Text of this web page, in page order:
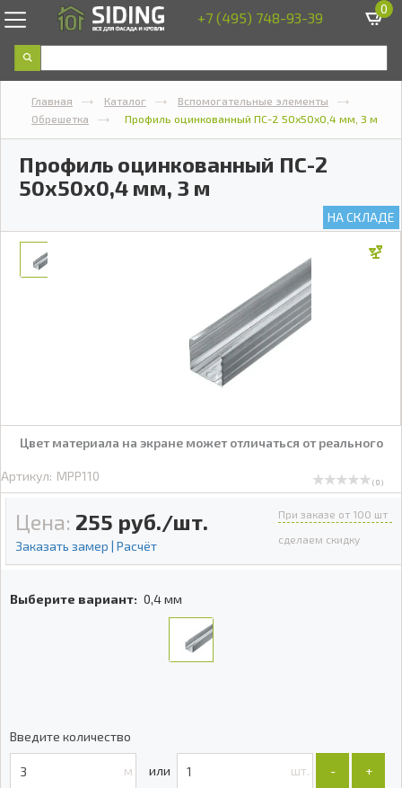
+7 (495) 748-93-39 0
Главная Каталог
Вспомогательные элементы
Обрешетка
Профиль оцинкованный ПС-2 50х50х0,4 мм, 3 м
Профиль оцинкованный ПС-2
50х50х0,4 мм, 3 м
НА СКЛАДЕ
Цвет материала на экране может отличаться от реального
Артикул: MPP110 ( 0 )
Цена: 255 руб./шт.
Заказать замер | Расчёт
При заказе от 100 шт
сделаем скидку
Выберите вариант: 0,4 мм
Введите количество
м шт. +
-